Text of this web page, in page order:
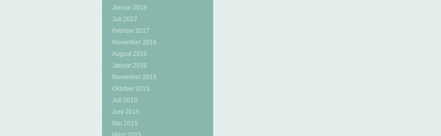
Januar 2018
Juli 2017
Februar 2017
November 2016
August 2016
Januar 2016
November 2015
Oktober 2015
Juli 2015
Juni 2015
Mai 2015